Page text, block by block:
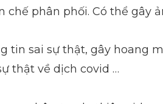
chế phân phối. Có thể gây
tin sai sự thật, gây hoang
thật về dịch covid …